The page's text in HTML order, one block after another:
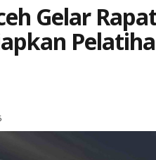
Gelar